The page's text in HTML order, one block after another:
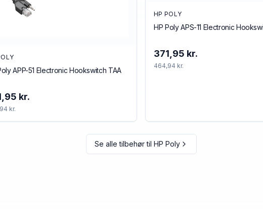
APP-51 Electronic Hookswitch TAA
kr.
kr.
HP POLY
HP Poly APS-11 Electronic
371,95 kr.
464,94 kr.
Se alle tilbehør til HP Poly